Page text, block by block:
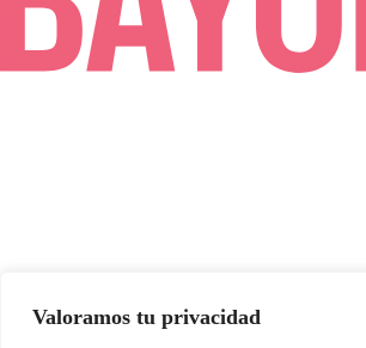
Valoramos tu privacidad